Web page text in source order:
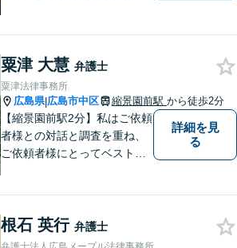
粟津 大慧 弁護士
粟津法律事務所
広島県|広島市中区 縮景園前駅 から徒歩2分
【縮景園前駅2分】私はご依頼
者様との対話と調査を重ね、
ご依頼者様にとってベストな
様にご満足いただけるよう、
日々研鑽を積んでおります。
詳細を見
る
根石 英行 弁護士